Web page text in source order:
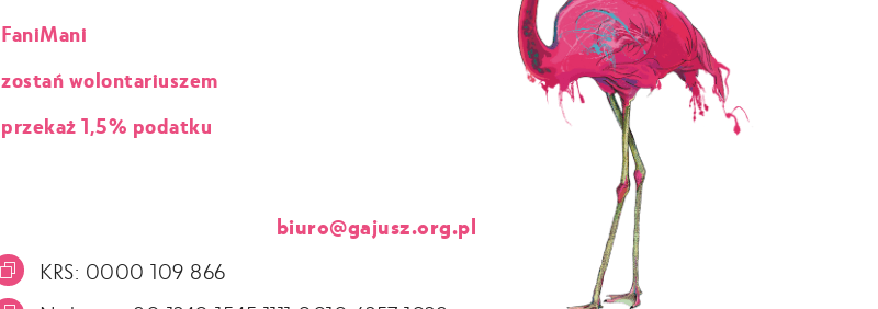
FaniMani
zostań wolontariuszem
przekaż 1,5% podatku
biuro@gajusz.org.pl
KRS: 0000 109 866